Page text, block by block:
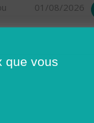
01/08/2026
que vous